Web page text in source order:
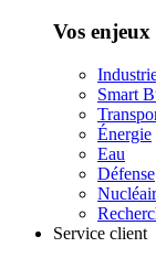
Vos
Smart
Énergie
Eau
Défense
Service client